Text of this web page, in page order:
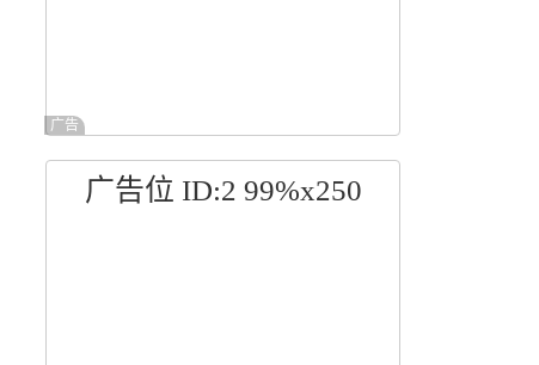
广告
广告位 ID:2 99%x250